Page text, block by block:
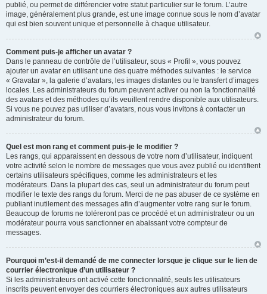
publié, ou permet de différencier votre statut particulier sur le forum. L’autre
image, généralement plus grande, est une image connue sous le nom d’avatar
qui est bien souvent unique et personnelle à chaque utilisateur.
Comment puis-je afficher un avatar ?
Dans le panneau de contrôle de l’utilisateur, sous « Profil », vous pouvez
ajouter un avatar en utilisant une des quatre méthodes suivantes : le service
« Gravatar », la galerie d’avatars, les images distantes ou le transfert d’images
locales. Les administrateurs du forum peuvent activer ou non la fonctionnalité
des avatars et des méthodes qu’ils veuillent rendre disponible aux utilisateurs.
Si vous ne pouvez pas utiliser d’avatars, nous vous invitons à contacter un
administrateur du forum.
Quel est mon rang et comment puis-je le modifier ?
Les rangs, qui apparaissent en dessous de votre nom d’utilisateur, indiquent
votre activité selon le nombre de messages que vous avez publié ou identifient
certains utilisateurs spécifiques, comme les administrateurs et les
modérateurs. Dans la plupart des cas, seul un administrateur du forum peut
modifier le texte des rangs du forum. Merci de ne pas abuser de ce système en
publiant inutilement des messages afin d’augmenter votre rang sur le forum.
Beaucoup de forums ne toléreront pas ce procédé et un administrateur ou un
modérateur pourra vous sanctionner en abaissant votre compteur de
messages.
Pourquoi m’est-il demandé de me connecter lorsque je clique sur le lien de
courrier électronique d’un utilisateur ?
Si les administrateurs ont activé cette fonctionnalité, seuls les utilisateurs
inscrits peuvent envoyer des courriers électroniques aux autres utilisateurs